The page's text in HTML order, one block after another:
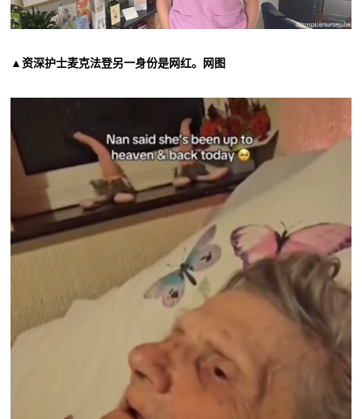
▲资深护士麦克法登另一身份是网红。网图